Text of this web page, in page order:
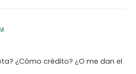
¿Cómo crédito? ¿O me dan el